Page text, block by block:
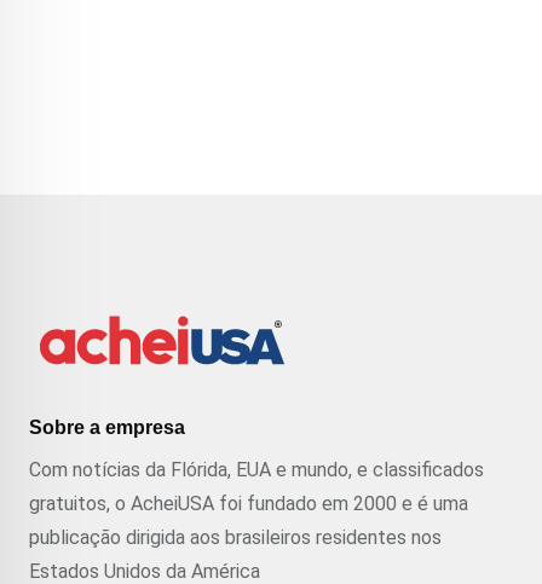
Sobre a empresa
Com notícias da Flórida, EUA e mundo, e classificados
gratuitos, o AcheiUSA foi fundado em 2000 e é uma
publicação dirigida aos brasileiros residentes nos
Estados Unidos da América